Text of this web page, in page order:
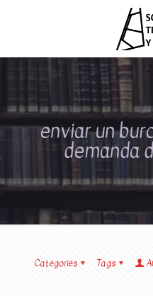
enviar un
demanda
Categories Tags